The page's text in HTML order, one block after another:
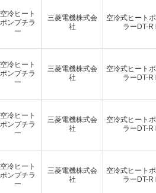
空冷ヒート
ポンプチラ
ー
三菱電機株式会
社
空冷式ヒート
ラーDT-
空冷ヒート
ポンプチラ
ー
三菱電機株式会
社
空冷式ヒート
ラーDT-
空冷ヒート
ポンプチラ
ー
三菱電機株式会
社
空冷式ヒート
ラーDT-
空冷ヒート
ポンプチラ
ー
三菱電機株式会
社
空冷式ヒート
ラーDT-